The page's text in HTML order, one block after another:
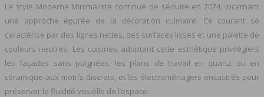
Le style Moderne Minimaliste continue de séduire en 2024, incarnant
une approche épurée de la décoration culinaire. Ce courant se
caractérise par des lignes nettes, des surfaces lisses et une palette de
couleurs neutres. Les cuisines adoptant cette esthétique privilégient
les façades sans poignées, les plans de travail en quartz ou en
céramique aux motifs discrets, et les électroménagers encastrés pour
préserver la fluidité visuelle de l’espace.